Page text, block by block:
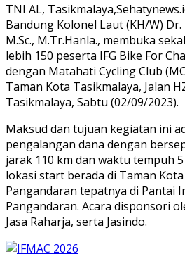
TNI AL,
Bandung Kolonel Laut (KH/W) Dr.
M.Sc., M.Tr.Hanla., membuka
lebih 150 peserta IFG Bike For
dengan Matahati Cycling Club
Taman Kota Tasikmalaya, Jalan
Tasikmalaya, Sabtu (02/09/2023).
Maksud dan tujuan kegiatan ini
pengalangan dana dengan
jarak 110 km dan waktu tempuh
lokasi start berada di Taman
Pangandaran tepatnya di Pantai
Pangandaran. Acara disponsori
Jasa Raharja, serta Jasindo.